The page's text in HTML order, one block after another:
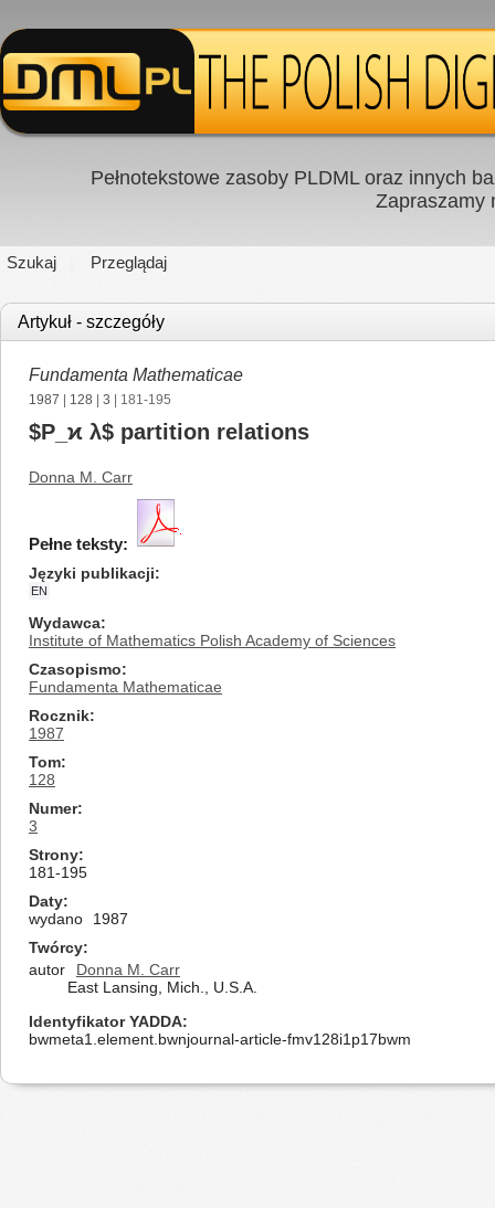
Pełnotekstowe zasoby PLDML oraz innych
Zapraszamy
Szukaj Przeglądaj
Artykuł - szczegóły
Fundamenta Mathematicae
1987 128 3 | 181-195
$P_ϰ λ$ partition relations
Donna M. Carr
Pełne teksty:
Języki publikacji
EN
Wydawca
Institute of Mathematics Polish Academy of Sciences
Czasopismo
Fundamenta Mathematicae
Rocznik
1987
Tom
128
Numer
3
Strony
181-195
Daty
wydano
1987
Twórcy
autor
Donna M. Carr
East Lansing, Mich., U.S.A.
Identyfikator YADDA
bwmeta1.element.bwnjournal-article-fmv128i1p17bwm